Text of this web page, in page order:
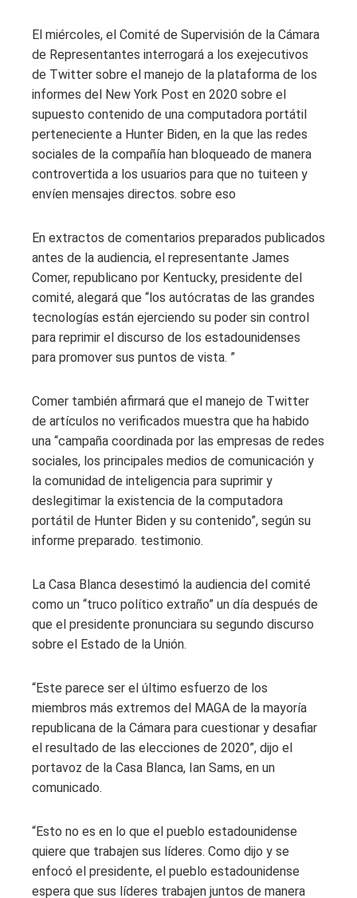
El miércoles, el Comité de Supervisión de la Cámara
de Representantes interrogará a los exejecutivos
de Twitter sobre el manejo de la plataforma de los
informes del New York Post en 2020 sobre el
supuesto contenido de una computadora portátil
perteneciente a Hunter Biden, en la que las redes
sociales de la compañía han bloqueado de manera
controvertida a los usuarios para que no tuiteen y
envíen mensajes directos. sobre eso
En extractos de comentarios preparados publicados
antes de la audiencia, el representante James
Comer, republicano por Kentucky, presidente del
comité, alegará que “los autócratas de las grandes
tecnologías están ejerciendo su poder sin control
para reprimir el discurso de los estadounidenses
para promover sus puntos de vista. ”
Comer también afirmará que el manejo de Twitter
de artículos no verificados muestra que ha habido
una “campaña coordinada por las empresas de redes
sociales, los principales medios de comunicación y
la comunidad de inteligencia para suprimir y
deslegitimar la existencia de la computadora
portátil de Hunter Biden y su contenido”, según su
informe preparado. testimonio.
La Casa Blanca desestimó la audiencia del comité
como un “truco político extraño” un día después de
que el presidente pronunciara su segundo discurso
sobre el Estado de la Unión.
“Este parece ser el último esfuerzo de los
miembros más extremos del MAGA de la mayoría
republicana de la Cámara para cuestionar y desafiar
el resultado de las elecciones de 2020”, dijo el
portavoz de la Casa Blanca, Ian Sams, en un
comunicado.
“Esto no es en lo que el pueblo estadounidense
quiere que trabajen sus líderes. Como dijo y se
enfocó el presidente, el pueblo estadounidense
espera que sus líderes trabajen juntos de manera